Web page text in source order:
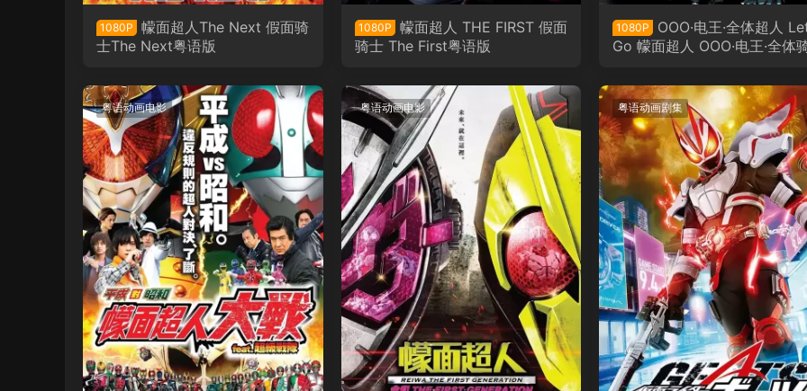
1080P
幪面超人The Next 假面骑
士The Next粤语版
1080P
幪面超人 THE FIRST 假面
骑士 The First粤语版
1080P
OOO·电王·全体超人
Go 幪面超人 OOO·电王·全体
粤语动画电影 粤语动画电影 粤语动画剧集